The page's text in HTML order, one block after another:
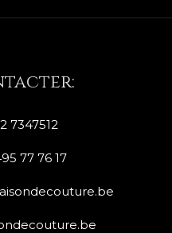
7347512
77 76 17